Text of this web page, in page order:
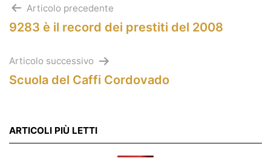
Navigazione
Articolo precedente
9283 è il record dei prestiti del 2008
Articolo successivo
Scuola del Caffi Cordovado
ARTICOLI PIÙ LETTI